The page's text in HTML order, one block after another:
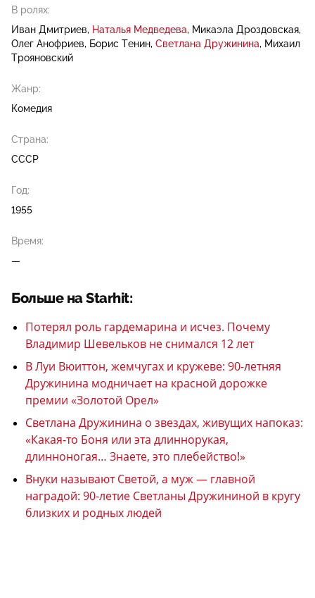
В ролях:
Иван Дмитриев
Наталья Медведева
Микаэла Дроздовская
Олег Анофриев
Борис Тенин Светлана Дружинина
Михаил
Трояновский
Жанр:
Комедия
Страна:
СССР
Год:
1955
Время:
—
Больше на Starhit:
Потерял роль гардемарина и исчез. Почему
Владимир Шевельков не снимался 12 лет
В Луи Вюиттон, жемчугах и кружеве: 90-летняя
Дружинина модничает на красной дорожке
премии «Золотой Орел»
Светлана Дружинина о звездах, живущих напоказ:
«Какая-то Боня или эта длиннорукая,
длинноногая… Знаете, это плебейство!»
Внуки называют Светой, а муж — главной
наградой: 90-летие Светланы Дружининой в кругу
близких и родных людей